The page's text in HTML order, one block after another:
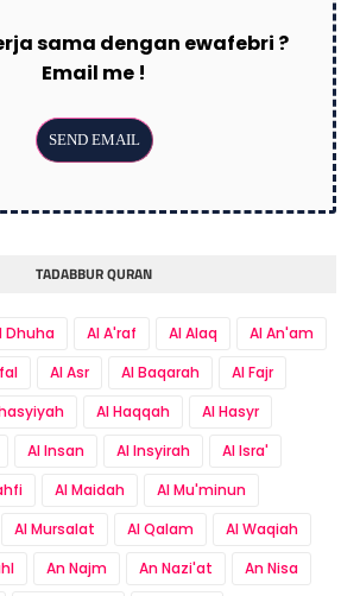
sama dengan ewafebri ?
Email me !
TADABBUR QURAN
Dhuha Al A'raf Al Alaq
Al An'am
Al Asr Al Baqarah
Al Fajr
Al Haqqah
Al Hasyr
Al Insan Al Insyirah
Al Isra'
Al Maidah
Al Mu'minun
Al Mursalat Al Qalam
Al Waqiah
An Najm An Nazi'at
An Nisa